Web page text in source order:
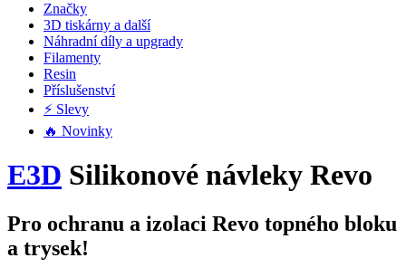
Značky
3D tiskárny a další
Náhradní díly a upgrady
Filamenty
Resin
Příslušenství
⚡ Slevy
🔥 Novinky
E3D Silikonové návleky Revo
Pro ochranu a izolaci Revo topného bloku
a trysek!